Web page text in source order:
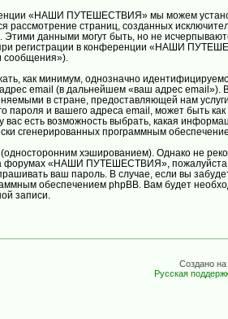
«НАШИ ПУТЕШЕСТВИЯ» мы можем
рассмотрение страниц, созданных
Этими данными могут быть, но не
регистрации в конференции «НАШИ
сообщения»).
как минимум, однозначно
email (в дальнейшем «ваш адрес
в стране, предоставляющей нам
пароля и вашего адреса email, может быть
есть возможность выбрать, какая
сгенерированных программным
хэшированием). Однако не
форумах «НАШИ ПУТЕШЕСТВИЯ»,
ваш пароль. В случае, если вы
обеспечением phpBB. Вам будет
записи.
Создано на
Русская